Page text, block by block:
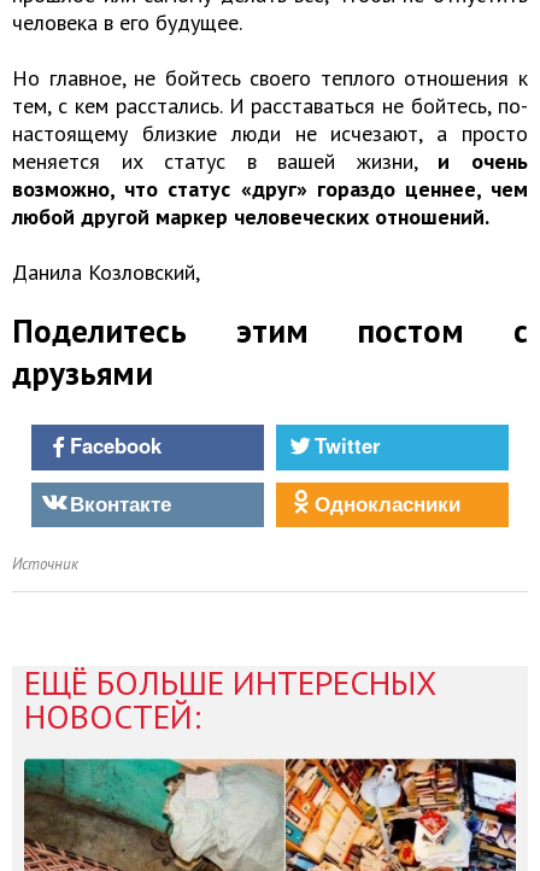
человека в его будущее.
Но главное, не бойтесь своего теплого отношения к
тем, с кем расстались. И расставаться не бойтесь, по-
настоящему близкие люди не исчезают, а просто
меняется их статус в вашей жизни, и очень
возможно, что статус «друг» гораздо ценнее, чем
любой другой маркер человеческих отношений.
Данила Козловский,
Поделитесь этим постом с
друзьями
Facebook
Twitter
Вконтакте
Однокласники
Источник
ЕЩЁ БОЛЬШЕ ИНТЕРЕСНЫХ
НОВОСТЕЙ: